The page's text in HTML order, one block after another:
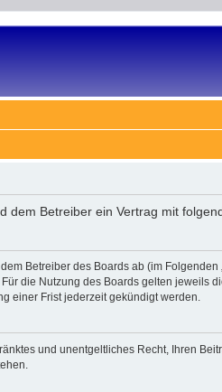
dem Betreiber ein Vertrag mit
Betreiber des Boards ab (im
die Nutzung des Boards gelten jeweils
einer Frist jederzeit gekündigt werden.
und unentgeltliches Recht, Ihren